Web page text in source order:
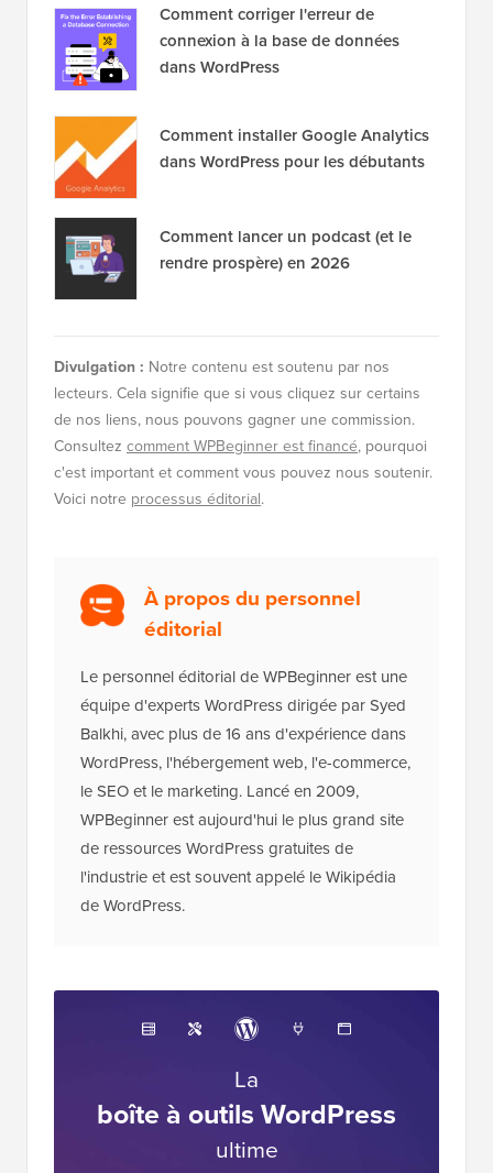
Comment corriger l'erreur de
connexion à la base de données
dans WordPress
Comment installer Google Analytics
dans WordPress pour les débutants
Comment lancer un podcast (et le
rendre prospère) en 2026
Divulgation : Notre contenu est soutenu par nos
lecteurs. Cela signifie que si vous cliquez sur certains
de nos liens, nous pouvons gagner une commission.
Consultez comment WPBeginner est financé, pourquoi
c'est important et comment vous pouvez nous soutenir.
Voici notre processus éditorial.
À propos du personnel
éditorial
Le personnel éditorial de WPBeginner est une
équipe d'experts WordPress dirigée par Syed
Balkhi, avec plus de 16 ans d'expérience dans
WordPress, l'hébergement web, l'e-commerce,
le SEO et le marketing. Lancé en 2009,
WPBeginner est aujourd'hui le plus grand site
de ressources WordPress gratuites de
l'industrie et est souvent appelé le Wikipédia
de WordPress.
La
boîte à outils WordPress
ultime